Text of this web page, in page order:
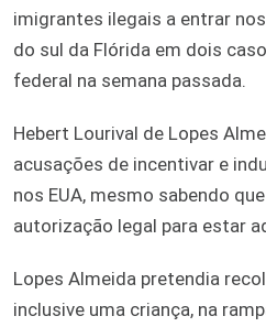
imigrantes ilegais a entrar
do sul da Flórida em dois
federal na semana passada.
Hebert Lourival de Lopes
acusações de incentivar e
nos EUA, mesmo sabendo
autorização legal para estar
Lopes Almeida pretendia
inclusive uma criança, na